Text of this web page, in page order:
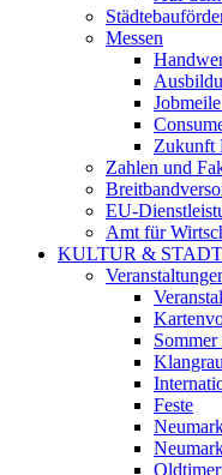
Messen
Zukunft
Zahlen und
EU-
Amt für
KULTUR &
Feste